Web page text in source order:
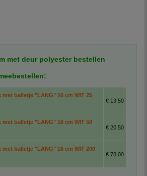
met deur polyester bestellen
met balletje "LANG" 16 cm WIT 25
€ 13,50
met balletje "LANG" 16 cm WIT 50
€ 20,50
met balletje "LANG" 16 cm WIT 200
€ 78,00